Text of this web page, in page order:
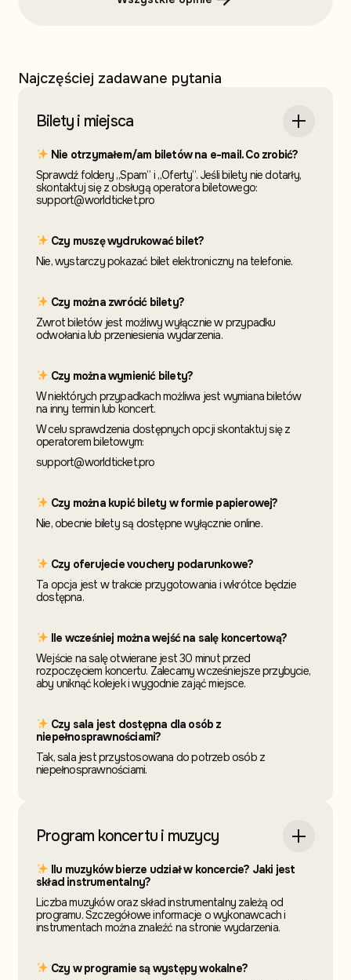
Najczęściej zadawane pytania
Bilety i miejsca
Nie otrzymałem/am biletów na e-mail. Co zrobić?
Sprawdź foldery „Spam” i „Oferty”. Jeśli bilety nie dotarły,
skontaktuj się z obsługą operatora biletowego:
support@worldticket.pro
Czy muszę wydrukować bilet?
Nie, wystarczy pokazać bilet elektroniczny na telefonie.
Czy można zwrócić bilety?
Zwrot biletów jest możliwy wyłącznie w przypadku
odwołania lub przeniesienia wydarzenia.
Czy można wymienić bilety?
W niektórych przypadkach możliwa jest wymiana biletów
na inny terminlub koncert.
W celu sprawdzenia dostępnych opcji skontaktujsię z
operatorem biletowym:
support@worldticket.pro
Czy można kupić bilety w formie papierowej?
Nie, obecnie bilety są dostępne wyłącznie online.
Czy oferujecie vouchery podarunkowe?
Ta opcja jest w trakcie przygotowania i wkrótce będzie
dostępna.
Ile wcześniej można wejść na salę koncertową?
Wejście na salę otwierane jest 30 minut przed
rozpoczęciem koncertu. Zalecamy wcześniejsze przybycie,
aby uniknąć kolejek i wygodnie zająć miejsce.
Czy sala jest dostępna dla osób z
niepełnosprawnościami?
Tak, sala jest przystosowana do potrzeb osób z
niepełnosprawnościami.
Program koncertu i muzycy
Ilu muzyków bierze udział w koncercie? Jaki jest
skład instrumentalny?
Liczba muzyków oraz skład instrumentalny zależą od
programu. Szczegółowe informacje o wykonawcach i
instrumentach można znaleźć na stronie wydarzenia.
Czy w programie są występy wokalne?